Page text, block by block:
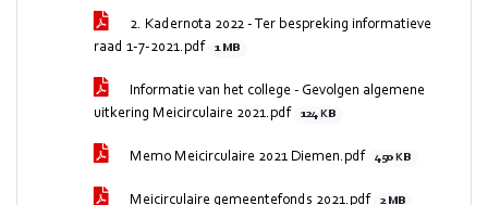
2. Kadernota 2022 - Ter bespreking informatieve
raad 1-7-2021.pdf
1 MB
Informatie van het college - Gevolgen algemene
uitkering Meicirculaire 2021.pdf
124 KB
Memo Meicirculaire 2021 Diemen.pdf 450 KB
Meicirculaire gemeentefonds 2021.pdf 2 MB